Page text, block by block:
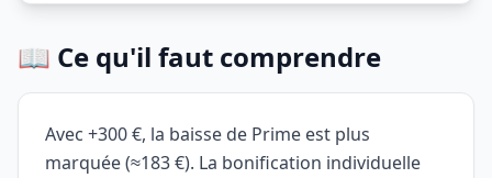
📖 Ce qu'il faut comprendre
Avec +300 €, la baisse de Prime est plus
marquée (≈183 €). La bonification individuelle